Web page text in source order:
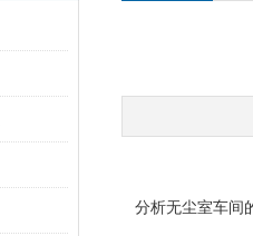
分析无尘室车间